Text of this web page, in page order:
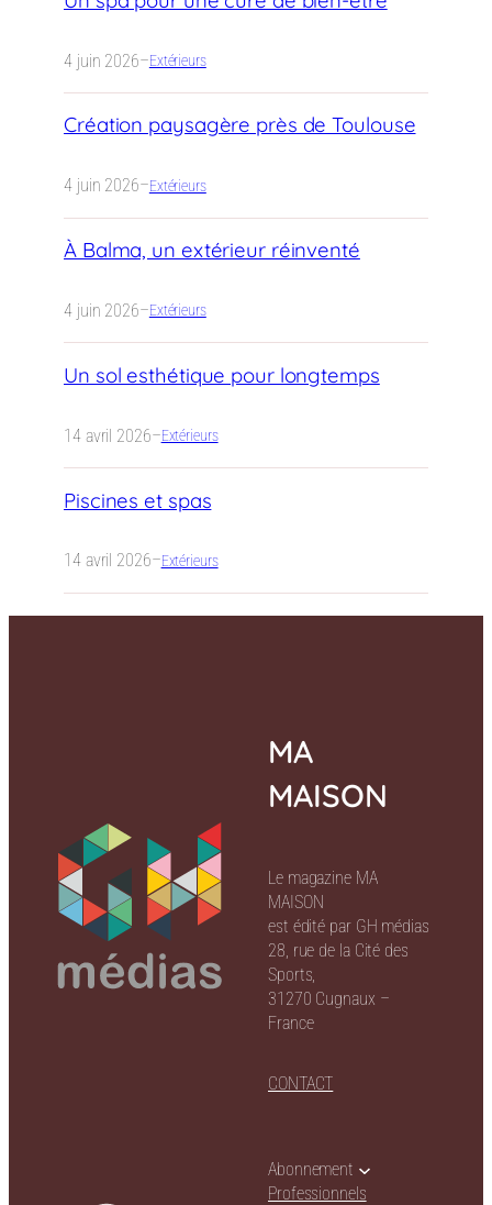
4 juin 2026–Extérieurs
Création paysagère près de Toulouse
4 juin 2026–Extérieurs
À Balma, un extérieur réinventé
4 juin 2026–Extérieurs
Un sol esthétique pour longtemps
14 avril 2026–Extérieurs
Piscines et spas
14 avril 2026–Extérieurs
MA
MAISON
Le magazine MA
MAISON
est édité par GH médias
28, rue de la Cité des
Sports,
31270 Cugnaux –
France
CONTACT
Abonnement
Professionnels